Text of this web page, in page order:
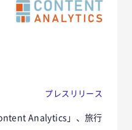
プレスリリース
Analytics」、旅行